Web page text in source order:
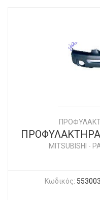
MITSUBISHI -
Κωδικός: